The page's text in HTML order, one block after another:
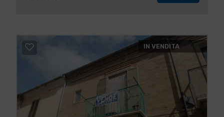
IN VENDITA